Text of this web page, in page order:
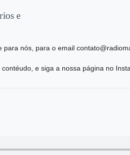
e
nós, para o email
e siga a nossa página no